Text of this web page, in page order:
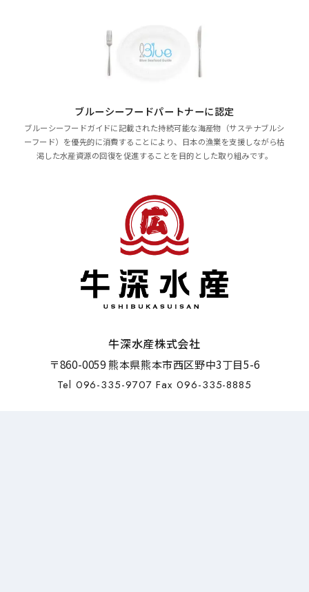
ブルーシーフードパートナーに認定
ブルーシーフードガイドに記載された持続可能な海産物（サステナブルシ
ーフード）を優先的に消費することにより、日本の漁業を支援しながら枯
渇した水産資源の回復を促進することを目的とした取り組みです。
牛深水産株式会社
〒860-0059 熊本県熊本市西区野中3丁目5-6
Tel 096-335-9707 Fax 096-335-8885